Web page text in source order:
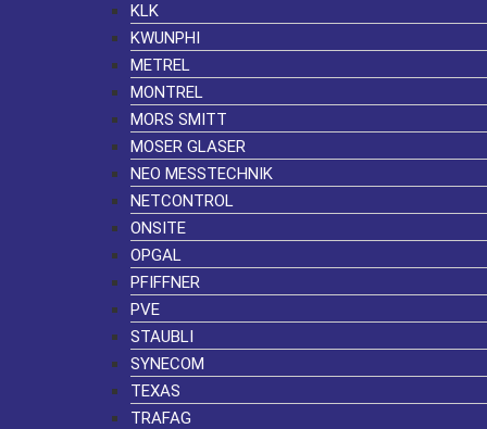
KLK
KWUNPHI
METREL
MONTREL
MORS SMITT
MOSER GLASER
NEO MESSTECHNIK
NETCONTROL
ONSITE
OPGAL
PFIFFNER
PVE
STAUBLI
SYNECOM
TEXAS
TRAFAG